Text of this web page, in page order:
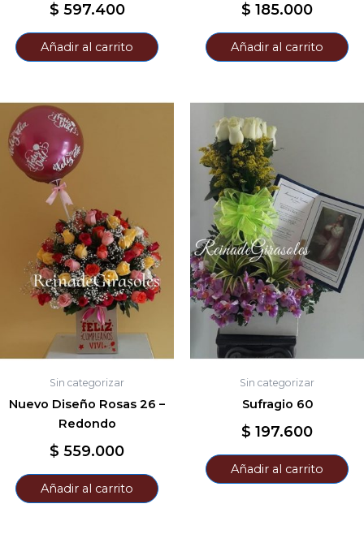
$ 597.400
Añadir al carrito
$ 185.000
Añadir al carrito
Sin categorizar
Nuevo Diseño Rosas 26 –
Redondo
$ 559.000
Añadir al carrito
Sin categorizar
Sufragio 60
$ 197.600
Añadir al carrito